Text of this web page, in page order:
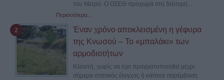
του Μετρό. Ο ΟΣΕΘ προχωρά στη δεύτερη...
Περισσότερα...
Έναν χρόνο αποκλεισμένη η γέφυρα
της Κνωσού – Το «μπαλάκι» των
αρμοδιοτήτων
Κλειστή, χωρίς να έχει πραγματοποιηθεί μέχρι
σήμερα στατικός έλεγχος ή κάποια παρέμβαση